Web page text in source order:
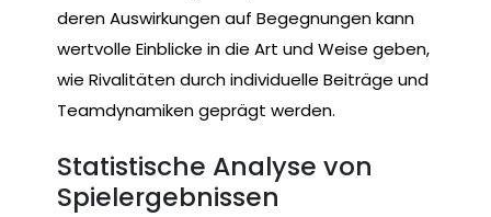
deren Auswirkungen auf Begegnungen kann
wertvolle Einblicke in die Art und Weise geben,
wie Rivalitäten durch individuelle Beiträge und
Teamdynamiken geprägt werden.
Statistische Analyse von
Spielergebnissen